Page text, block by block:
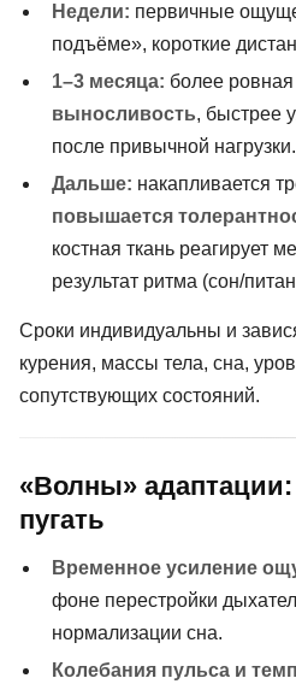
Недели: первичные
подъёме», короткие
1–3 месяца: более
выносливость, быстрее
после привычной нагрузки.
Дальше: накапливается
повышается
костная ткань реагирует
результат ритма (сон/
Сроки индивидуальны и
курения, массы тела, сна,
сопутствующих состояний.
«Волны»
пугать
Временное усиление
фоне перестройки
нормализации сна.
Колебания пульса и